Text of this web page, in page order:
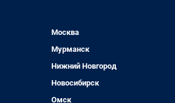
Москва
Мурманск
Нижний Новгород
Новосибирск
Омск